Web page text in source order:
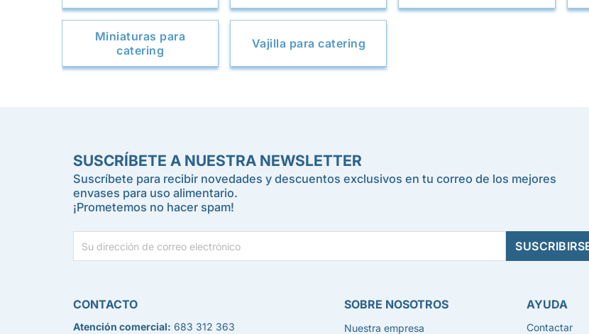
Miniaturas para
catering
Vajilla para catering
SUSCRÍBETE A NUESTRA NEWSLETTER
Suscríbete para recibir novedades y descuentos exclusivos en tu correo de los mejores
envases para uso alimentario.
¡Prometemos no hacer spam!
CONTACTO
Atención comercial: 683 312 363
SOBRE NOSOTROS
Nuestra empresa
AYUDA
Contactar